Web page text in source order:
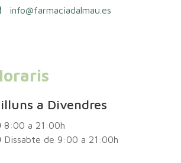
info@farmaciadalmau.es
a Divendres
8:00 a 21:00h
Dissabte de 9:00 a 21:00h